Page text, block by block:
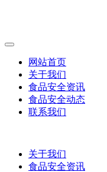
网站首页
关于我们
食品安全资讯
食品安全动态
联系我们
关于我们
食品安全资讯